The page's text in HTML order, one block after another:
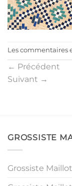
Les commentaires
← Précédent
Suivant →
GROSSISTE
Grossiste